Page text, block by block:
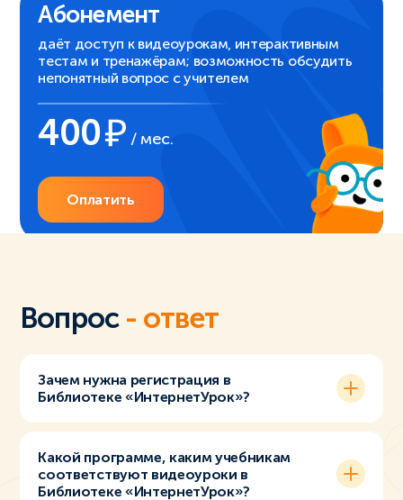
Абонемент
даёт доступ к видеоурокам, интерактивным
тестам и тренажёрам; возможность обсудить
непонятный вопрос с учителем
400 / мес.
Оплатить
Вопрос - ответ
Зачем нужна регистрация в
Библиотеке «ИнтернетУрок»?
Какой программе, каким учебникам
соответствуют видеоуроки в
Библиотеке «ИнтернетУрок»?